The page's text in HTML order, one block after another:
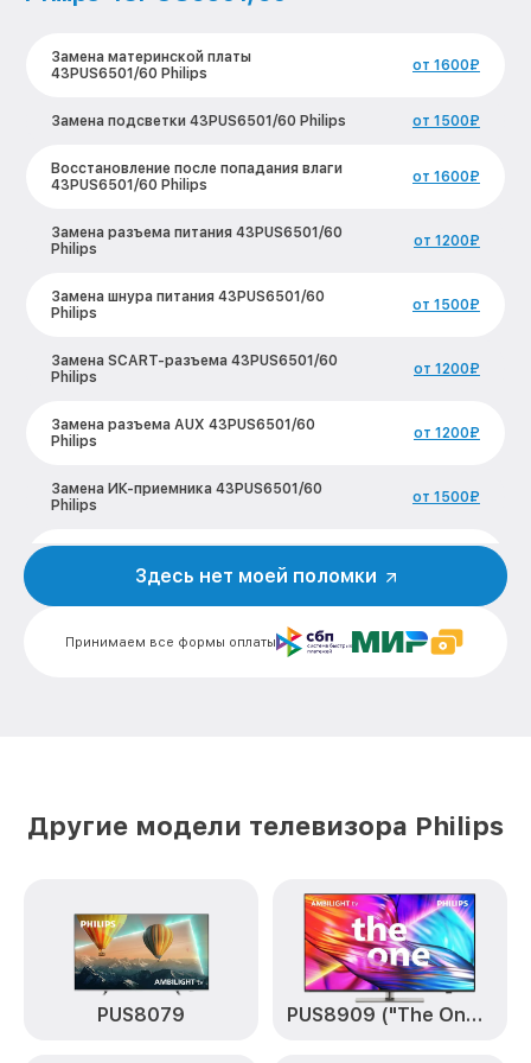
Замена материнской платы
43PUS6501/60 Philips
от 1600₽
Замена подсветки 43PUS6501/60 Philips от 1500₽
Восстановление после попадания влаги
43PUS6501/60 Philips
от 1600₽
Замена разъема питания 43PUS6501/60
Philips
от 1200₽
Замена шнура питания 43PUS6501/60
Philips
от 1500₽
Замена SCART-разъема 43PUS6501/60
Philips
от 1200₽
Замена разъема AUX 43PUS6501/60
Philips
от 1200₽
Замена ИК-приемника 43PUS6501/60
Philips
от 1500₽
43PUS6501/60 Philips
Philips
от 1600₽
Прошивка / разблокировка
43PUS6501/60 Philips
от 900₽
Замена контроллера питания
от 2100₽
Принимаем все формы оплаты
Здесь нет моей поломки
Другие модели телевизора Philips
PUS8079 PUS8909 ("The One")